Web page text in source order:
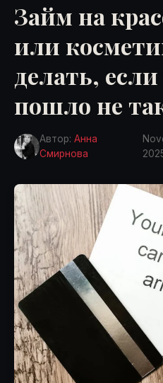
Займ на
или
делать,
пошло не
Автор: Анна
Смирнова